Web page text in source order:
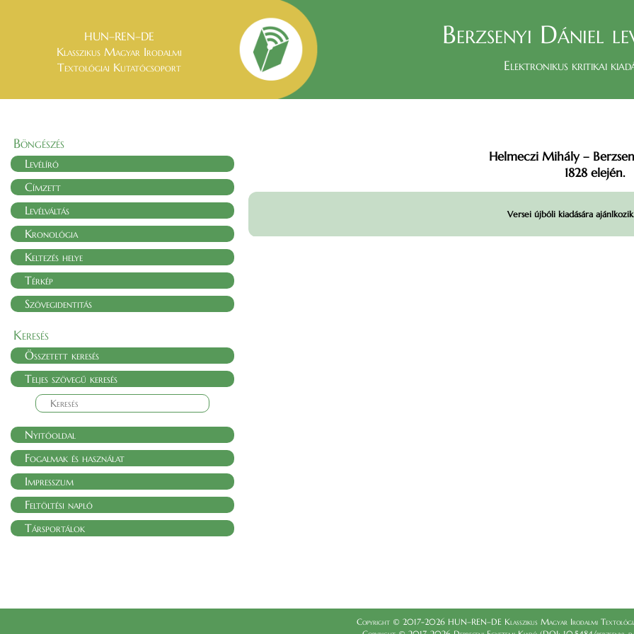
HUN–REN–DE
Klasszikus Magyar Irodalmi
Textológiai Kutatócsoport
Berzsenyi Dániel
Elektronikus kritikai
Böngészés
Levélíró
Címzett
Levélváltás
Kronológia
Keltezés helye
Térkép
Szövegidentitás
Keresés
Összetett keresés
Teljes szövegű keresés
Nyitóoldal
Fogalmak és használat
Impresszum
Feltöltési napló
Társportálok
Helmeczi Mihály –
1828 elején.
Versei újbóli kiadására
Copyright © 2017-2026 HUN–REN–DE Klasszikus Magyar Irodalmi